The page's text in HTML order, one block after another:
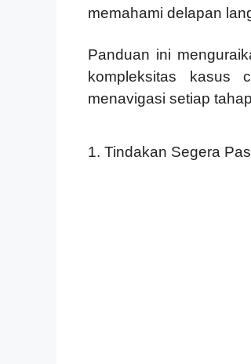
memahami delapan
Panduan ini
kompleksitas kasus
menavigasi setiap
1. Tindakan Segera